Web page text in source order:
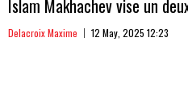
Islam Makhachev vise un
Delacroix Maxime 12 May, 2025 12:23